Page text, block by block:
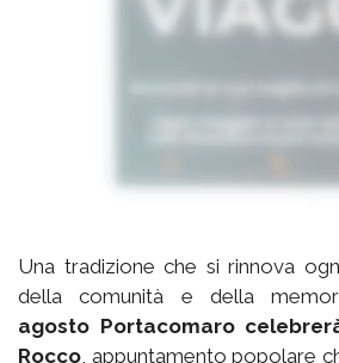
Una tradizione che si rinnova
della comunità e della
agosto Portacomaro
Rocco, appuntamento popolare